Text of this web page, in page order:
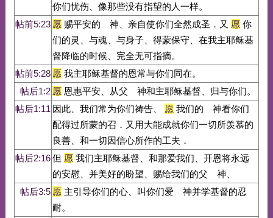
你们忧伤、像那些没有指望的人一样。
帖前5:23 愿赐平安的 神、亲自使你们全然成圣．又 愿你
们的灵、与魂、与身子、得蒙保守、在我主耶稣基
督降临的时候、完全无可指摘。
帖前5:28 愿我主耶稣基督的恩常与你们同在。
帖后1:2 愿恩惠平安、从父 神和主耶稣基督、归与你们。
帖后1:11 因此、我们常为你们祷告、 愿我们的 神看你们
配得过所蒙的召．又用大能成就你们一切所羡慕的
良善、和一切因信心所作的工夫．
帖后2:16但 愿我们主耶稣基督、和那爱我们、开恩将永远
的安慰、并美好的盼望、赐给我们的父 神、
帖后3:5 愿主引导你们的心、叫你们爱 神并学基督的忍
耐。